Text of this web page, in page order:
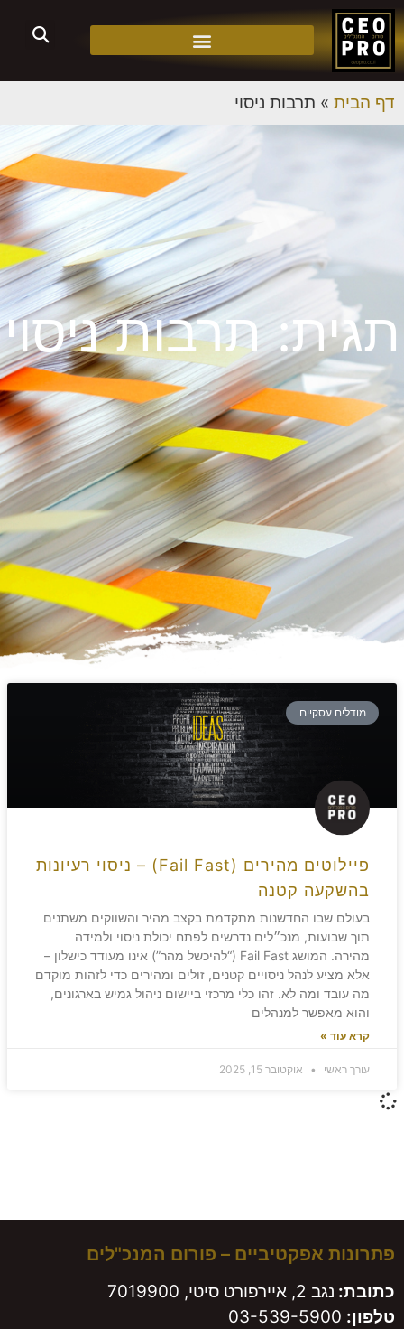
דף הבית » תרבות ניסוי
תגית: תרבות ניסוי
מודלים עסקיים
פיילוטים מהירים (Fail Fast) – ניסוי רעיונות
בהשקעה קטנה
בעולם שבו החדשנות מתקדמת בקצב מהיר והשווקים משתנים
תוך שבועות, מנכ״לים נדרשים לפתח יכולת ניסוי ולמידה
מהירה. המושג Fail Fast (“להיכשל מהר”) אינו מעודד כישלון –
אלא מציע לנהל ניסויים קטנים, זולים ומהירים כדי לזהות מוקדם
מה עובד ומה לא. זהו כלי מרכזי ביישום ניהול גמיש בארגונים,
והוא מאפשר למנהלים
קרא עוד »
עורך ראשי אוקטובר 15, 2025
פתרונות אפקטיביים – פורום המנכ"לים
כתובת: נגב 2, איירפורט סיטי, 7019900
טלפון: 03-539-5900